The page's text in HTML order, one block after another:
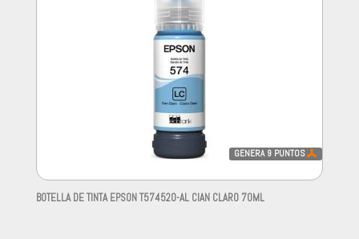
GENERA 9 PUNTOS
BOTELLA DE TINTA EPSON T574520-AL CIAN CLARO 70ML